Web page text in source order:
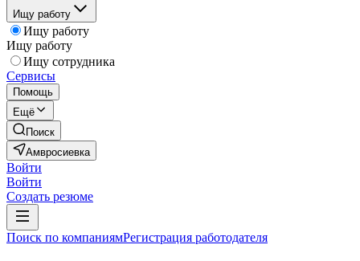
Ищу работу
Ищу работу
Ищу работу
Ищу сотрудника
Сервисы
Помощь
Ещё
Поиск
Амвросиевка
Войти
Войти
Создать резюме
Поиск по компаниямРегистрация работодателя